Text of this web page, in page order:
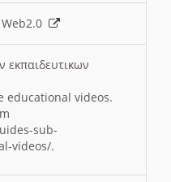
Web2.0
εκπαιδευτικων
educational videos.
sub-
videos/.